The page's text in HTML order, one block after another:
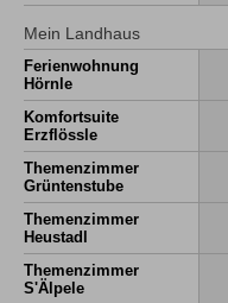
Mein Landhaus
Ferienwohnung
Hörnle
Komfortsuite
Erzflössle
Themenzimmer
Grüntenstube
Themenzimmer
Heustadl
Themenzimmer
S'Älpele